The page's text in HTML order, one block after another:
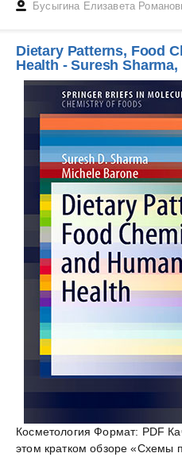
Бусыгина Елизавета
Dietary Patterns, Food
Health - Suresh
Косметология Формат: PDF
этом кратком обзоре «Схемы